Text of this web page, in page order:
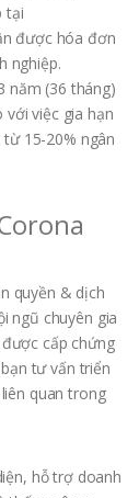
tại
được hóa đơn
nghiệp.
(36 tháng)
việc gia hạn
15-20% ngân
quyền & dịch
ngũ chuyên gia
cấp chứng
tư vấn triển
quan trong
hỗ trợ doanh